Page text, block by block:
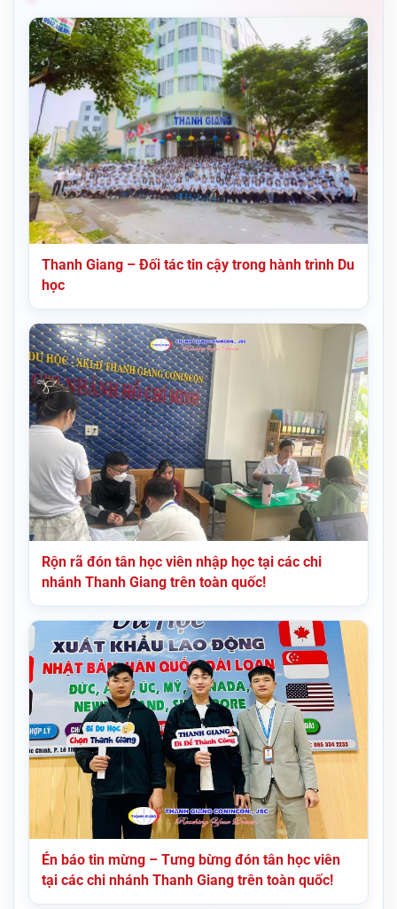
Thanh Giang – Đối tác tin cậy trong hành trình Du
học
Rộn rã đón tân học viên nhập học tại các chi
nhánh Thanh Giang trên toàn quốc!
Én báo tin mừng – Tưng bừng đón tân học viên
tại các chi nhánh Thanh Giang trên toàn quốc!